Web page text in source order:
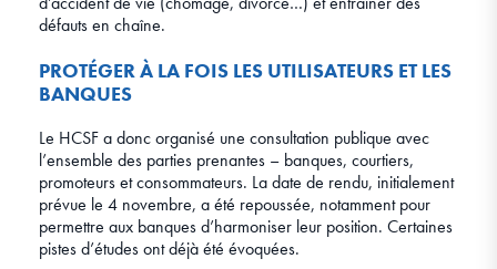
défauts en chaîne.
PROTÉGER À LA FOIS LES UTILISATEURS ET LES
BANQUES
Le HCSF a donc organisé une consultation publique avec
l’ensemble des parties prenantes – banques, courtiers,
promoteurs et consommateurs. La date de rendu, initialement
prévue le 4 novembre, a été repoussée, notamment pour
permettre aux banques d’harmoniser leur position. Certaines
pistes d’études ont déjà été évoquées.